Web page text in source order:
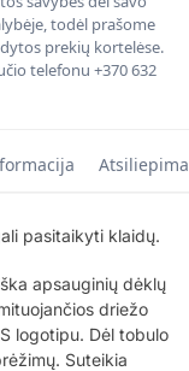
todėl prašome
prekių kortelėse.
telefonu +370 632
pasitaikyti klaidų.
apsauginių dėklų
driežo
logotipu. Dėl tobulo
Suteikia